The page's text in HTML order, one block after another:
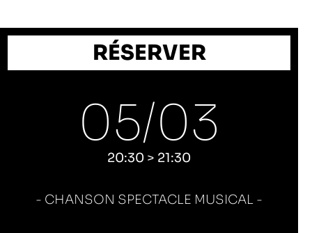
RÉSERVER
05/03
20:30 > 21:30
CHANSON SPECTACLE MUSICAL